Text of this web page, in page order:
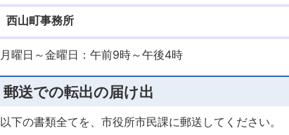
西山町事務所
月曜日～金曜日：午前9時～午後4時
郵送での転出の届け出
以下の書類全てを、市役所市民課に郵送してください。